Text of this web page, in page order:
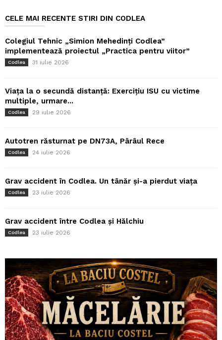
CELE MAI RECENTE STIRI DIN CODLEA
Colegiul Tehnic „Simion Mehedinți Codlea”
implementează proiectul „Practica pentru viitor”
Codlea 31 iulie 2026
Viața la o secundă distanță: Exercițiu ISU cu victime
multiple, urmare...
Codlea 29 iulie 2026
Autotren răsturnat pe DN73A, Pârâul Rece
Codlea 24 iulie 2026
Grav accident în Codlea. Un tânăr și-a pierdut viața
Codlea 23 iulie 2026
Grav accident între Codlea și Hălchiu
Codlea 23 iulie 2026